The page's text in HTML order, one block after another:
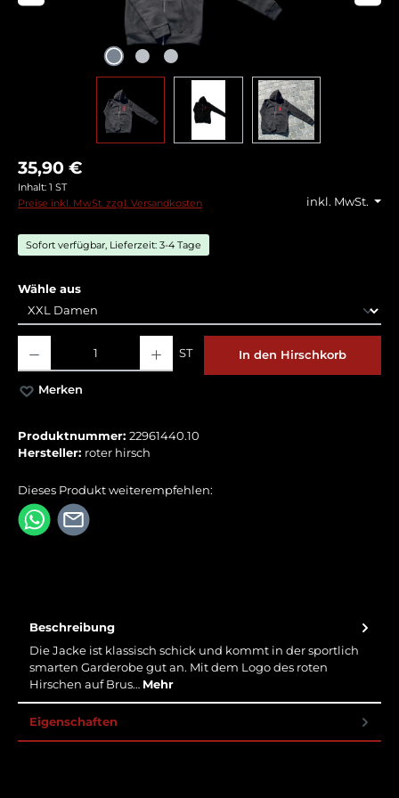
35,90 €
Inhalt: 1 ST
inkl. MwSt.
Preise inkl. MwSt. zzgl. Versandkosten
Sofort verfügbar, Lieferzeit: 3-4 Tage
Wähle ausauswählen
ST In den Hirschkorb
Merken
Produktnummer: 22961440.10
Hersteller: roter hirsch
Dieses Produkt weiterempfehlen:
Beschreibung
Die Jacke ist klassisch schick und kommt in der sportlich
smarten Garderobe gut an. Mit dem Logo des roten
Hirschen auf Brus… Mehr
Eigenschaften